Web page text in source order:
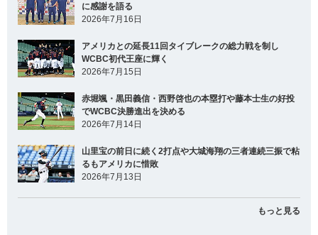
に感謝を語る
2026年7月16日
アメリカとの延長11回タイブレークの総力戦を制し
WCBC初代王座に輝く
2026年7月15日
赤堀颯・黒田義信・西野啓也の本塁打や藤本士生の好投
でWCBC決勝進出を決める
2026年7月14日
山里宝の前日に続く2打点や大城海翔の三者連続三振で粘
るもアメリカに惜敗
2026年7月13日
もっと見る